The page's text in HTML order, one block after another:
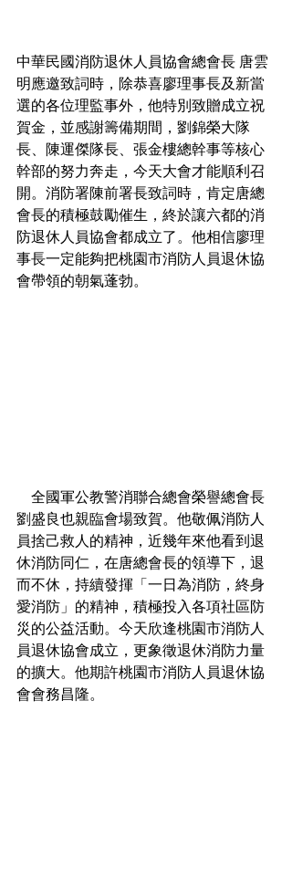
中華民國消防退休人員協會總會長 唐雲
明應邀致詞時，除恭喜廖理事長及新當
選的各位理監事外，他特別致贈成立祝
賀金，並感謝籌備期間，劉錦榮大隊
長、陳運傑隊長、張金樓總幹事等核心
幹部的努力奔走，今天大會才能順利召
開。消防署陳前署長致詞時，肯定唐總
會長的積極鼓勵催生，終於讓六都的消
防退休人員協會都成立了。他相信廖理
事長一定能夠把桃園市消防人員退休協
會帶領的朝氣蓬勃。
劉盛良也親臨會場致賀。他敬佩消防人
員捨己救人的精神，近幾年來他看到退
休消防同仁，在唐總會長的領導下，退
而不休，持續發揮「一日為消防，終身
愛消防」的精神，積極投入各項社區防
災的公益活動。今天欣逢桃園市消防人
員退休協會成立，更象徵退休消防力量
的擴大。他期許桃園市消防人員退休協
會會務昌隆。